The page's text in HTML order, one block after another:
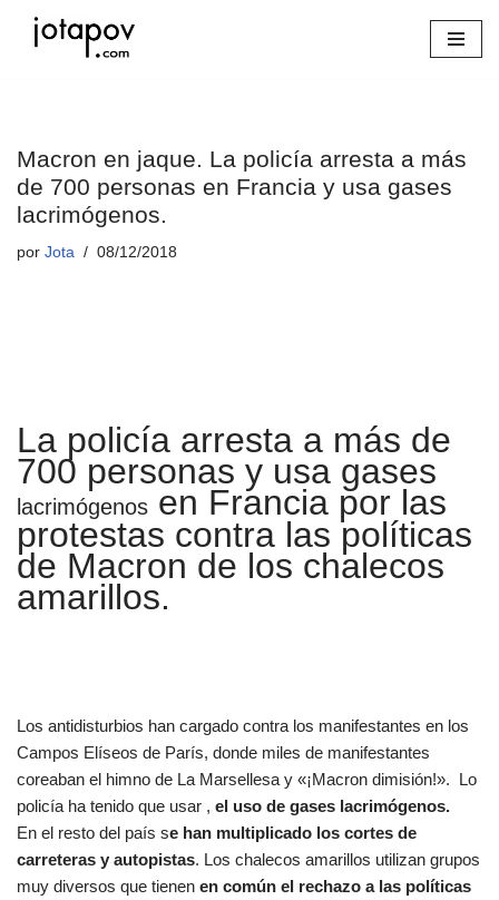
Macron en jaque. La policía arresta a más
de 700 personas en Francia y usa gases
lacrimógenos.
por Jota 08/12/2018
La policía arresta a más de
700 personas y usa gases
lacrimógenos en Francia por las
protestas contra las políticas
de Macron de los chalecos
amarillos.
Los antidisturbios han cargado contra los manifestantes en los
Campos Elíseos de París, donde miles de manifestantes
coreaban el himno de La Marsellesa y «¡Macron dimisión!». Lo
policía ha tenido que usar , el uso de gases lacrimógenos.
En el resto del país se han multiplicado los cortes de
carreteras y autopistas. Los chalecos amarillos utilizan grupos
muy diversos que tienen en común el rechazo a las políticas